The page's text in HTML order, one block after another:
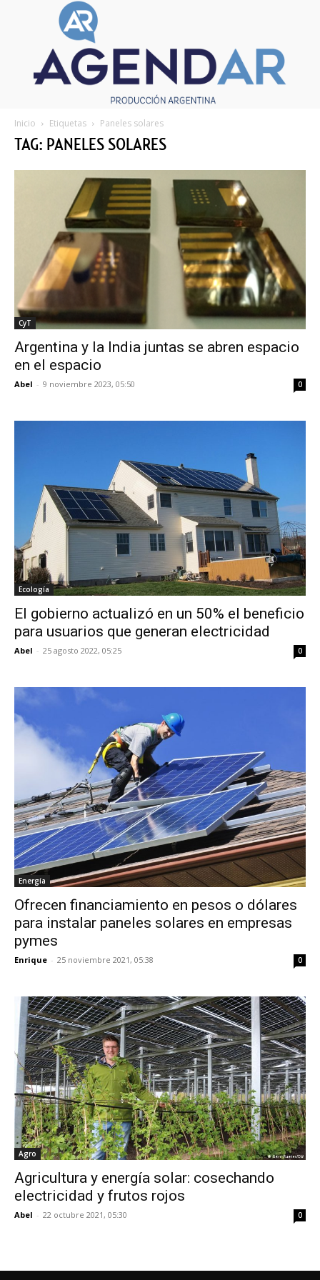
Inicio Etiquetas Paneles solares
TAG: PANELES SOLARES
CyT
Argentina y la India juntas se abren espacio
en el espacio
Abel - 9 noviembre 2023, 05:50 0
Ecología
El gobierno actualizó en un 50% el beneficio
para usuarios que generan electricidad
Abel - 25 agosto 2022, 05:25 0
Energía
Ofrecen financiamiento en pesos o dólares
para instalar paneles solares en empresas
pymes
Enrique - 25 noviembre 2021, 05:38 0
Agro
Agricultura y energía solar: cosechando
electricidad y frutos rojos
Abel - 22 octubre 2021, 05:30 0